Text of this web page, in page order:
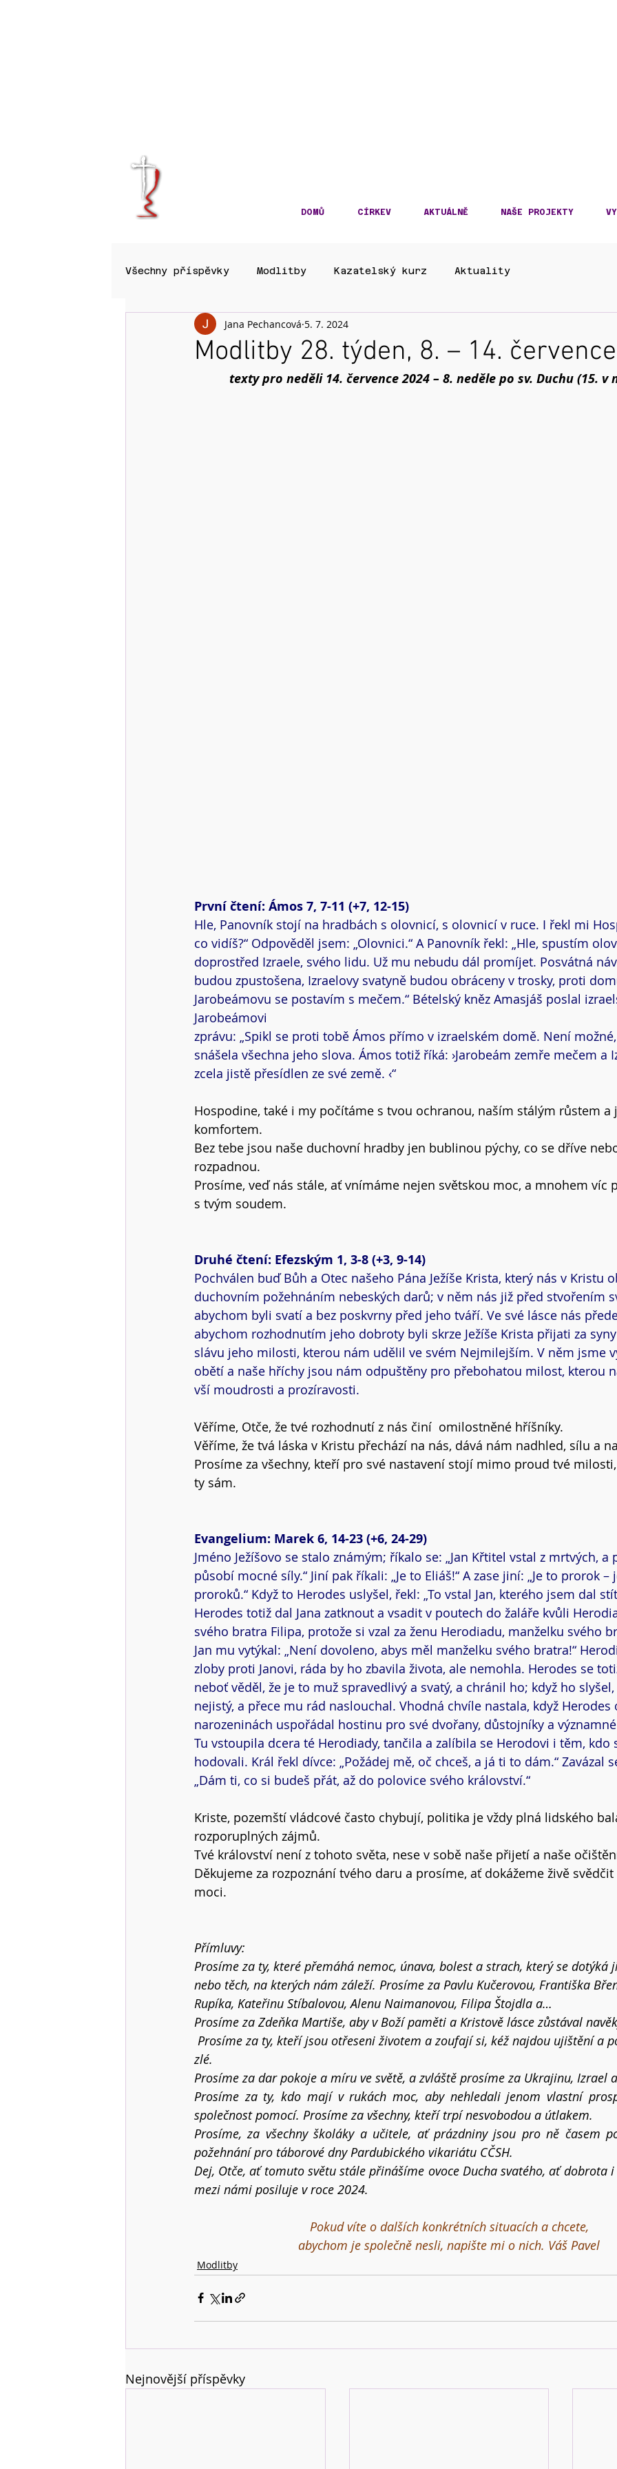
DOMŮ CÍRKEV AKTUÁLNĚ NAŠE PROJEKTY
Všechny příspěvky Modlitby Kazatelský kurz Aktuality
Modlitby 28. týden, 8. – 14.
Jana Pechancová 5. 7. 2024
texty pro neděli 14. července 2024 – 8. neděle po sv. Duchu (15. v
První čtení: Ámos 7, 7-11 (+7, 12-15)
Hle, Panovník stojí na hradbách s olovnicí, s olovnicí v ruce. I řekl mi
co vidíš?“ Odpověděl jsem: „Olovnici.“ A Panovník řekl: „Hle, spustím
doprostřed Izraele, svého lidu. Už mu nebudu dál promíjet. Posvátná
budou zpustošena, Izraelovy svatyně budou obráceny v trosky, proti
Jarobeámovu se postavím s mečem.“ Bételský kněz Amasjáš poslal
Jarobeámovi
zprávu: „Spikl se proti tobě Ámos přímo v izraelském domě. Není
snášela všechna jeho slova. Ámos totiž říká: ›Jarobeám zemře mečem a
zcela jistě přesídlen ze své země. ‹“
Hospodine, také i my počítáme s tvou ochranou, naším stálým růstem a
komfortem.
Bez tebe jsou naše duchovní hradby jen bublinou pýchy, co se dříve
rozpadnou.
Prosíme, veď nás stále, ať vnímáme nejen světskou moc, a mnohem víc
s tvým soudem.
Druhé čtení: Efezským 1, 3-8 (+3, 9-14)
Pochválen buď Bůh a Otec našeho Pána Ježíše Krista, který nás v Kristu
duchovním požehnáním nebeských darů; v něm nás již před stvořením
abychom byli svatí a bez poskvrny před jeho tváří. Ve své lásce nás
abychom rozhodnutím jeho dobroty byli skrze Ježíše Krista přijati za
slávu jeho milosti, kterou nám udělil ve svém Nejmilejším. V něm jsme
obětí a naše hříchy jsou nám odpuštěny pro přebohatou milost, kterou
vší moudrosti a prozíravosti.
Věříme, Otče, že tvé rozhodnutí z nás činí  omilostněné hříšníky.
Věříme, že tvá láska v Kristu přechází na nás, dává nám nadhled, sílu a
Prosíme za všechny, kteří pro své nastavení stojí mimo proud tvé
ty sám.
Evangelium: Marek 6, 14-23 (+6, 24-29)
Jméno Ježíšovo se stalo známým; říkalo se: „Jan Křtitel vstal z mrtvých, a
působí mocné síly.“ Jiní pak říkali: „Je to Eliáš!“ A zase jiní: „Je to prorok –
proroků.“ Když to Herodes uslyšel, řekl: „To vstal Jan, kterého jsem dal
Herodes totiž dal Jana zatknout a vsadit v poutech do žaláře kvůli
svého bratra Filipa, protože si vzal za ženu Herodiadu, manželku svého
Jan mu vytýkal: „Není dovoleno, abys měl manželku svého bratra!“
zloby proti Janovi, ráda by ho zbavila života, ale nemohla. Herodes se
neboť věděl, že je to muž spravedlivý a svatý, a chránil ho; když ho
nejistý, a přece mu rád naslouchal. Vhodná chvíle nastala, když Herodes
narozeninách uspořádal hostinu pro své dvořany, důstojníky a
Tu vstoupila dcera té Herodiady, tančila a zalíbila se Herodovi i těm, kdo
hodovali. Král řekl dívce: „Požádej mě, oč chceš, a já ti to dám.“ Zavázal
„Dám ti, co si budeš přát, až do polovice svého království.“
Kriste, pozemští vládcové často chybují, politika je vždy plná lidského
rozporuplných zájmů.
Tvé království není z tohoto světa, nese v sobě naše přijetí a naše
Děkujeme za rozpoznání tvého daru a prosíme, ať dokážeme živě svědčit
moci.
Přímluvy:
Prosíme za ty, které přemáhá nemoc, únava, bolest a strach, který se dotýká
nebo těch, na kterých nám záleží. Prosíme za Pavlu Kučerovou, Františka
Rupíka, Kateřinu Stíbalovou, Alenu Naimanovou, Filipa Štojdla a…
Prosíme za Zdeňka Martiše, aby v Boží paměti a Kristově lásce zůstával
Prosíme za ty, kteří jsou otřeseni životem a zoufají si, kéž najdou ujištění a
zlé.
Prosíme za dar pokoje a míru ve světě, a zvláště prosíme za Ukrajinu, Izrael
Prosíme za ty, kdo mají v rukách moc, aby nehledali jenom vlastní
společnost pomocí. Prosíme za všechny, kteří trpí nesvobodou a útlakem.
Prosíme, za všechny školáky a učitele, ať prázdniny jsou pro ně časem
požehnání pro táborové dny Pardubického vikariátu CČSH.
Dej, Otče, ať tomuto světu stále přinášíme ovoce Ducha svatého, ať dobrota i
mezi námi posiluje v roce 2024.
Pokud víte o dalších konkrétních situacích a chcete,
abychom je společně nesli, napište mi o nich. Váš Pavel
Modlitby
Nejnovější příspěvky